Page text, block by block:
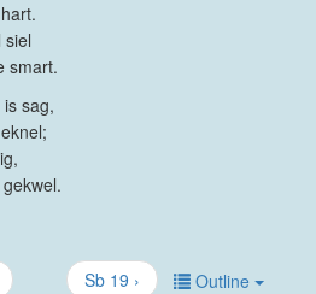
siel
smart.
sag,
Outline
Sb 19 ›